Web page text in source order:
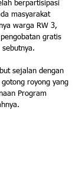
berpartisipasi
masyarakat
warga RW 3,
gratis
sebutnya.
sejalan dengan
royong yang
Program